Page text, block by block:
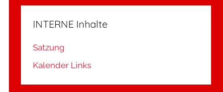
r
t
i
INTERNE Inhalte
Satzung
Kalender Links